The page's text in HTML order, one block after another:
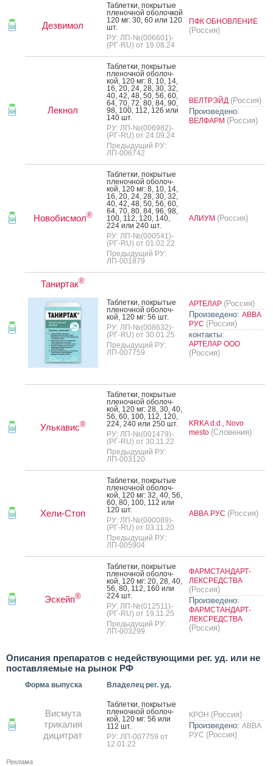
Дезвимол
Таб­летки, пок­ры­тые
пле­ноч­ной обо­лоч­кой
120 мг: 30, 60 или 120
шт.
РУ: ЛП-№(006601)-
(РГ-RU) от 19.08.24
ПФК ОБНОВЛЕНИЕ
(Россия)
Лекнол
Таб­летки, пок­ры­тые
пле­ноч­ной обо­лоч­
кой, 120 мг: 8, 10, 14,
16, 20, 24, 28, 30, 32,
40, 42, 48, 50, 56, 60,
64, 70, 72, 80, 84, 90,
98, 100, 112, 126 или
140 шт.
РУ: ЛП-№(006982)-
(РГ-RU) от 24.09.24
Предыдущий РУ:
ЛП-006742
ВЕЛТРЭЙД (Россия)
Произведено:
ВЕЛФАРМ (Россия)
Новобисмол®
Таб­летки, пок­ры­тые
пле­ноч­ной обо­лоч­
кой, 120 мг: 8, 10, 14,
16, 20, 24, 28, 30, 32,
40, 42, 48, 50, 56, 60,
64, 70, 80, 84, 96, 98,
100, 112, 120, 140,
224 или 240 шт.
РУ: ЛП-№(000541)-
(РГ-RU) от 01.02.22
Предыдущий РУ:
ЛП-001879
АЛИУМ (Россия)
Таниртак®
Таб­летки, пок­ры­тые
пле­ноч­ной обо­лоч­
кой, 120 мг: 56 шт.
РУ: ЛП-№(008632)-
(РГ-RU) от 30.01.25
Предыдущий РУ:
ЛП-007759
АРТЕЛАР (Россия)
Произведено: АВВА
РУС (Россия)
контакты:
АРТЕЛАР ООО
(Россия)
Улькавис®
Таб­летки, пок­ры­тые
пле­ноч­ной обо­лоч­
кой, 120 мг: 28, 30, 40,
56, 60, 100, 112, 120,
224, 240 или 250 шт.
РУ: ЛП-№(001479)-
(РГ-RU) от 30.11.22
Предыдущий РУ:
ЛП-003120
KRKA d.d., Novo
mesto (Словения)
Хели-Стоп
Таб­летки, пок­ры­тые
пле­ноч­ной обо­лоч­
кой, 120 мг: 32, 40, 56,
60, 80, 100, 112 или
120 шт.
РУ: ЛП-№(000089)-
(РГ-RU) от 03.11.20
Предыдущий РУ:
ЛП-005904
АВВА РУС (Россия)
Эскейп®
Таб­летки, пок­ры­тые
пле­ноч­ной обо­лоч­
кой, 120 мг: 20, 28, 40,
56, 80, 112, 160 или
224 шт.
РУ: ЛП-№(012511)-
(РГ-RU) от 19.11.25
Предыдущий РУ:
ЛП-003299
ФАРМСТАНДАРТ-
ЛЕКСРЕДСТВА
(Россия)
Произведено:
ФАРМСТАНДАРТ-
ЛЕКСРЕДСТВА
(Россия)
Описания препаратов с недействующими рег. уд. или не
поставляемые на рынок РФ
Форма выпуска Владелец рег. уд.
Висмута
трикалия
дицитрат
Таб­летки, пок­ры­тые
пле­ноч­ной обо­лоч­
кой, 120 мг: 56 или
112 шт.
РУ: ЛП-007759 от
12.01.22
КРОН (Россия)
Произведено: АВВА
РУС (Россия)
Реклама